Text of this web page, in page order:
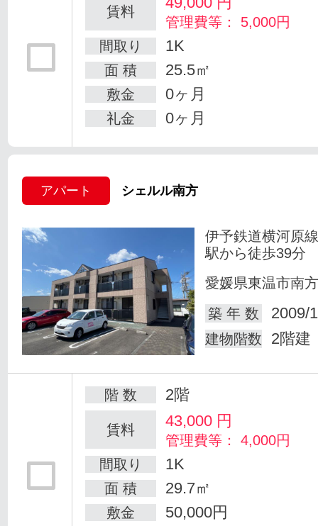
賃料
管理費等： 5,000円
間取り
1K
面 積 25.5㎡
敷金 0ヶ月
礼金 0ヶ月
アパート シェルル南方
伊予鉄道横河原
駅から徒歩39分
愛媛県東温市南方
築 年 数
2009/
建物階数 2階建
階 数 2階
賃料 43,000 円
管理費等： 4,000円
間取り
1K
面 積 29.7㎡
敷金 50,000円